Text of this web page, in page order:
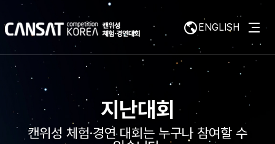
ENGLISH
지난대회
캔위성 체험·경연 대회는 누구나 참여할 수